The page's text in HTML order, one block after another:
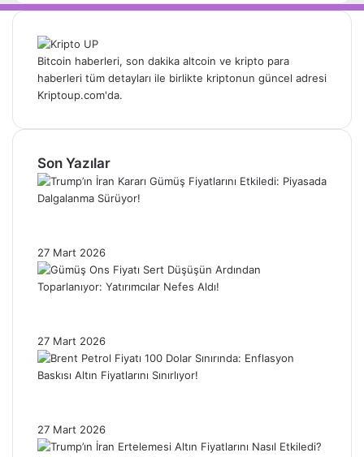
Bitcoin haberleri, son dakika altcoin ve kripto para
haberleri tüm detayları ile birlikte kriptonun güncel adresi
Kriptoup.com'da.
Son Yazılar
27 Mart 2026
27 Mart 2026
27 Mart 2026